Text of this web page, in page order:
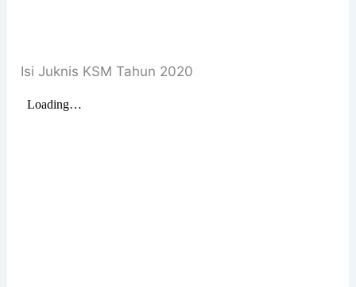
Isi Juknis KSM Tahun 2020